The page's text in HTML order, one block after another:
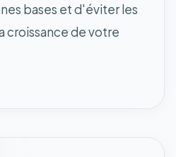
bases et d'éviter les
croissance de votre